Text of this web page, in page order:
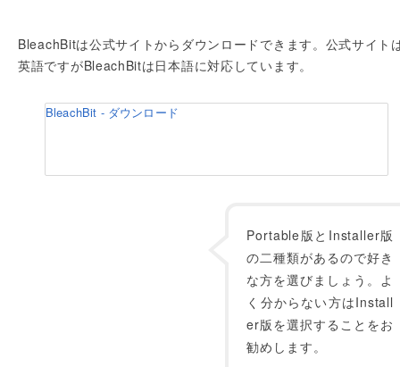
BleachBitは公式サイトからダウンロードできます。公式サイト
英語ですがBleachBitは日本語に対応しています。
BleachBit - ダウンロード
Portable版とInstaller版
の二種類があるので好き
な方を選びましょう。よ
く分からない方はInstall
er版を選択することをお
勧めします。